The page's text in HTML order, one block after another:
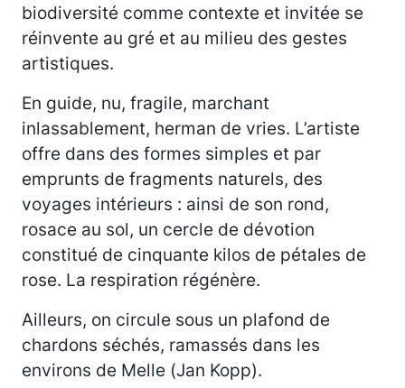
biodiversité comme contexte et invitée se
réinvente au gré et au milieu des gestes
artistiques.
En guide, nu, fragile, marchant
inlassablement, herman de vries. L’artiste
offre dans des formes simples et par
emprunts de fragments naturels, des
voyages intérieurs : ainsi de son rond,
rosace au sol, un cercle de dévotion
constitué de cinquante kilos de pétales de
rose. La respiration régénère.
Ailleurs, on circule sous un plafond de
chardons séchés, ramassés dans les
environs de Melle (Jan Kopp).